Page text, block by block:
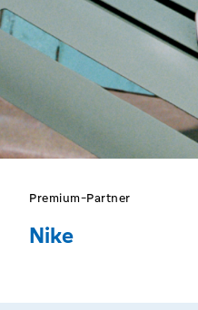
Premium-Partner
Nike